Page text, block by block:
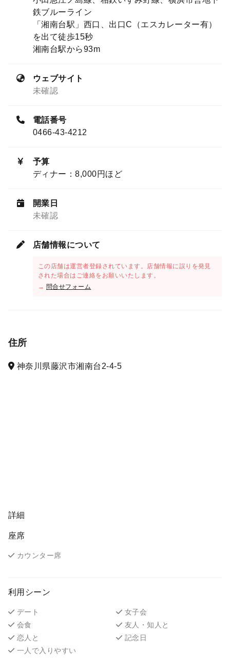
鉄ブルーライン
「湘南台駅」西口、出口C（エスカレーター有）
を出て徒歩15秒
湘南台駅から93m
ウェブサイト
未確認
電話番号
0466-43-4212
予算
ディナー：8,000円ほど
開業日
未確認
店舗情報について
この店舗は運営者登録されています。店舗情報に誤りを発見
された場合はご連絡をお願いいたします。
→ 問合せフォーム
住所
神奈川県藤沢市湘南台2-4-5
詳細
座席
カウンター席
利用シーン
デート
女子会
会食
友人・知人と
恋人と
記念日
一人で入りやすい